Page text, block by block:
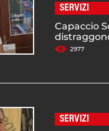
SERVIZI
Capaccio
2977
SERVIZI